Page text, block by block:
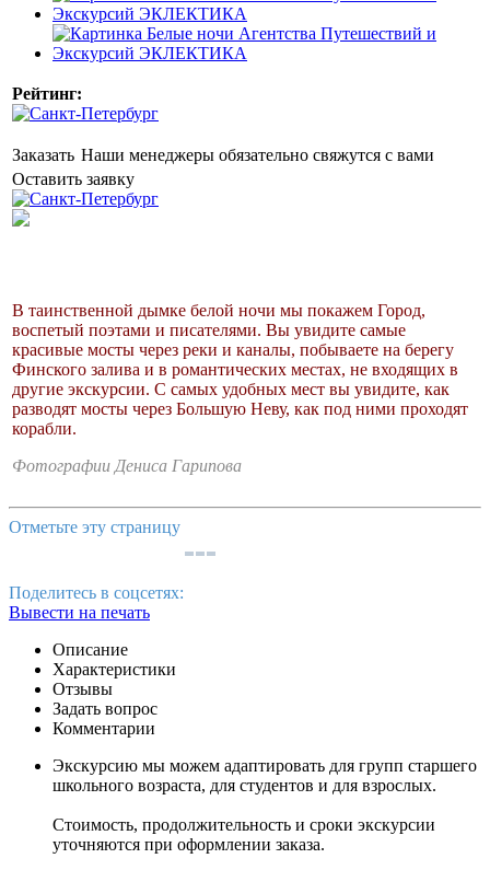
Рейтинг:
Заказать Наши менеджеры обязательно свяжутся с вами
Оставить заявку
В таинственной дымке белой ночи мы покажем Город,
воспетый поэтами и писателями. Вы увидите самые
красивые мосты через реки и каналы, побываете на берегу
Финского залива и в романтических местах, не входящих в
другие экскурсии. С самых удобных мест вы увидите, как
разводят мосты через Большую Неву, как под ними проходят
корабли.
Фотографии Дениса Гарипова
Отметьте эту страницу
Поделитесь в соцсетях:
Вывести на печать
Описание
Характеристики
Отзывы
Задать вопрос
Комментарии
Экскурсию мы можем адаптировать для групп старшего
школьного возраста, для студентов и для взрослых.
Стоимость, продолжительность и сроки экскурсии
уточняются при оформлении заказа.